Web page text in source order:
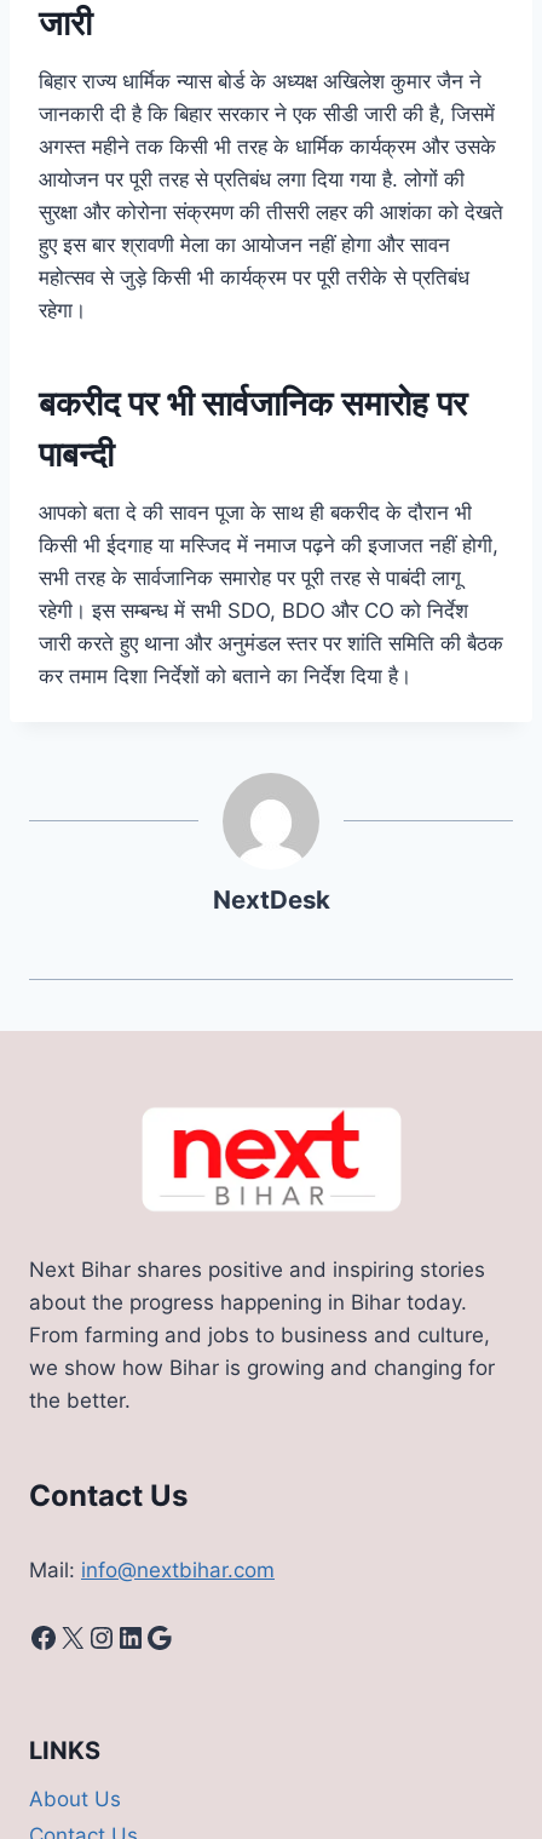
जारी
बिहार राज्य धार्मिक न्यास बोर्ड के अध्यक्ष अखिलेश कुमार जैन ने
जानकारी दी है कि बिहार सरकार ने एक सीडी जारी की है, जिसमें
अगस्त महीने तक किसी भी तरह के धार्मिक कार्यक्रम और उसके
आयोजन पर पूरी तरह से प्रतिबंध लगा दिया गया है. लोगों की
सुरक्षा और कोरोना संक्रमण की तीसरी लहर की आशंका को देखते
हुए इस बार श्रावणी मेला का आयोजन नहीं होगा और सावन
महोत्सव से जुड़े किसी भी कार्यक्रम पर पूरी तरीके से प्रतिबंध
रहेगा।
बकरीद पर भी सार्वजानिक समारोह पर
पाबन्दी
आपको बता दे की सावन पूजा के साथ ही बकरीद के दौरान भी
किसी भी ईदगाह या मस्जिद में नमाज पढ़ने की इजाजत नहीं होगी,
सभी तरह के सार्वजानिक समारोह पर पूरी तरह से पाबंदी लागू
रहेगी। इस सम्बन्ध में सभी SDO, BDO और CO को निर्देश
जारी करते हुए थाना और अनुमंडल स्तर पर शांति समिति की बैठक
कर तमाम दिशा निर्देशों को बताने का निर्देश दिया है।
NextDesk
Next Bihar shares positive and inspiring stories
about the progress happening in Bihar today.
From farming and jobs to business and culture,
we show how Bihar is growing and changing for
the better.
Contact Us
Mail: info@nextbihar.com
Facebook
X Instagram
LinkedIn
Google
LINKS
About Us